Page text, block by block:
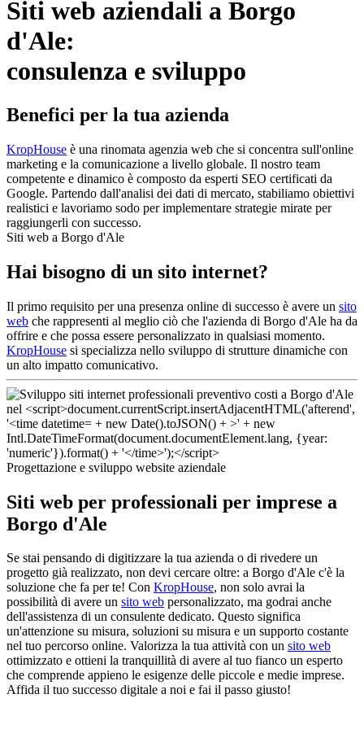
Siti web aziendali a Borgo
d'Ale:
consulenza e sviluppo
Benefici per la tua azienda
KropHouse è una rinomata agenzia web che si concentra sull'online
marketing e la comunicazione a livello globale. Il nostro team
competente e dinamico è composto da esperti SEO certificati da
Google. Partendo dall'analisi dei dati di mercato, stabiliamo obiettivi
realistici e lavoriamo sodo per implementare strategie mirate per
raggiungerli con successo.
Siti web a Borgo d'Ale
Hai bisogno di un sito internet?
Il primo requisito per una presenza online di successo è avere un sito
web che rappresenti al meglio ciò che l'azienda di Borgo d'Ale ha da
offrire e che possa essere personalizzato in qualsiasi momento.
KropHouse si specializza nello sviluppo di strutture dinamiche con
un alto impatto comunicativo.
Progettazione e sviluppo website aziendale
Siti web per professionali per imprese a
Borgo d'Ale
Se stai pensando di digitizzare la tua azienda o di rivedere un
progetto già realizzato, non devi cercare oltre: a Borgo d'Ale c'è la
soluzione che fa per te! Con KropHouse, non solo avrai la
possibilità di avere un sito web personalizzato, ma godrai anche
dell'assistenza di un consulente dedicato. Questo significa
un'attenzione su misura, soluzioni su misura e un supporto costante
nel tuo percorso online. Valorizza la tua attività con un sito web
ottimizzato e ottieni la tranquillità di avere al tuo fianco un esperto
che comprende appieno le esigenze delle piccole e medie imprese.
Affida il tuo successo digitale a noi e fai il passo giusto!